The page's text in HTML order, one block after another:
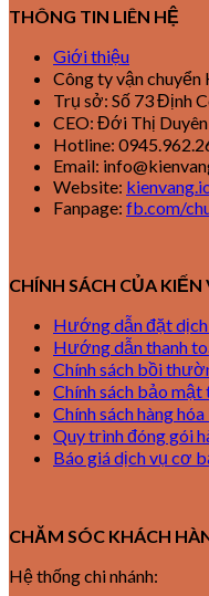
THÔNG TIN LIÊN HỆ
Giới thiệu
Công ty vận chuyển
Trụ sở: Số 73 Định
CEO: Đới Thị Duyên
Hotline:
Email:
Website:
Fanpage: fb.com/
CHÍNH SÁCH CỦA KIẾN
Hướng dẫn đặt
Hướng dẫn thanh
Chính sách bồi
Chính sách bảo mật
Chính sách hàng
Quy trình đóng gói
Báo giá dịch vụ cơ
CHĂM SÓC KHÁCH
Hệ thống chi nhánh: